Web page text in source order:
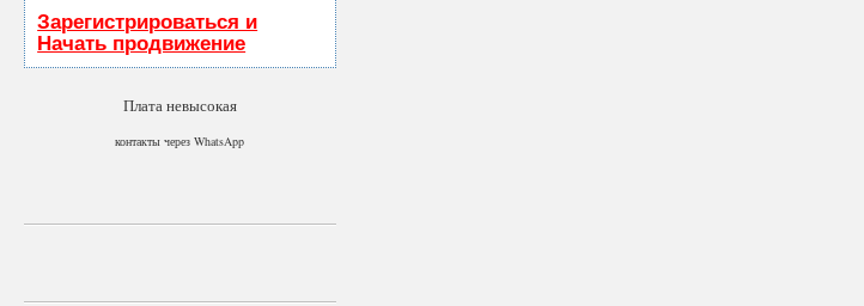
Зарегистрироваться и
Начать продвижение
Плата невысокая
контакты через WhatsApp